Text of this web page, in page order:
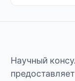
Научный